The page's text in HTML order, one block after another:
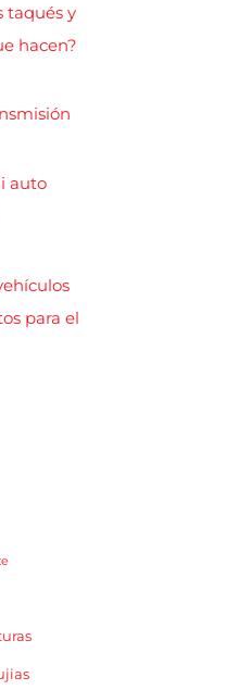
taqués y
hacen?
auto
para el